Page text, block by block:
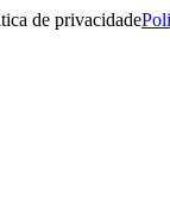
de privacidade